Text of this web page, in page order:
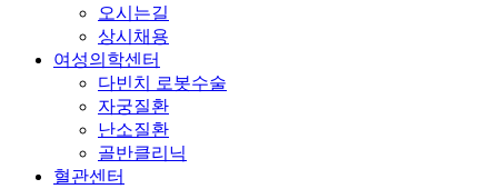
오시는길
상시채용
여성의학센터
다빈치 로봇수술
자궁질환
난소질환
골반클리닉
혈관센터